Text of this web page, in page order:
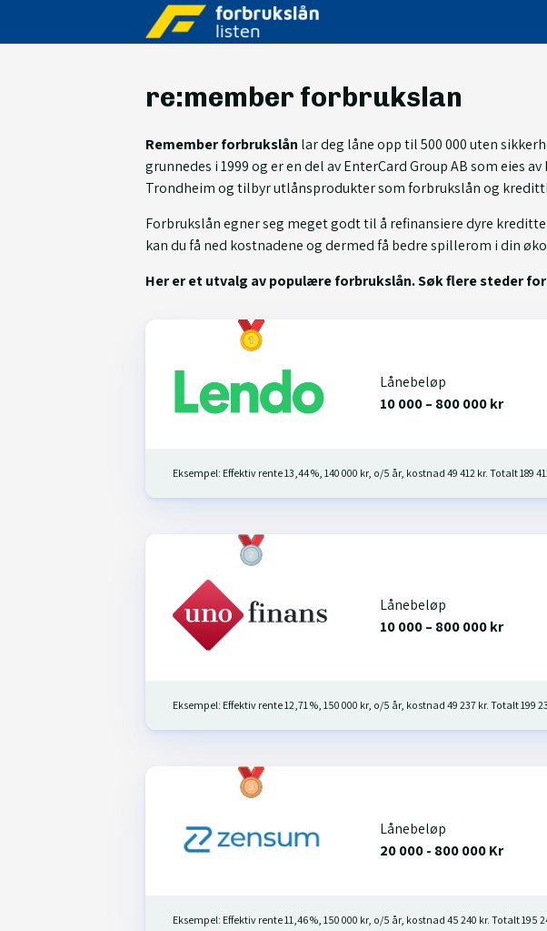
re:member forbrukslan
Remember forbrukslån lar deg låne opp til 500 000 uten
grunnedes i 1999 og er en del av EnterCard Group AB som eies
Trondheim og tilbyr utlånsprodukter som forbrukslån og
Forbrukslån egner seg meget godt til å refinansiere dyre
kan du få ned kostnadene og dermed få bedre spillerom i din
Her er et utvalg av populære forbrukslån. Søk flere steder
Lånebeløp
10 000 – 800 000 kr
Eksempel: Effektiv rente 13,44 %, 140 000 kr, o/5 år, kostnad 49 412 kr. Totalt 189
Lånebeløp
10 000 – 800 000 kr
Eksempel: Effektiv rente 12,71 %, 150 000 kr, o/5 år, kostnad 49 237 kr. Totalt 199
Lånebeløp
20 000 - 800 000 Kr
Eksempel: Effektiv rente 11,46 %, 150 000 kr, o/5 år, kostnad 45 240 kr. Totalt 195